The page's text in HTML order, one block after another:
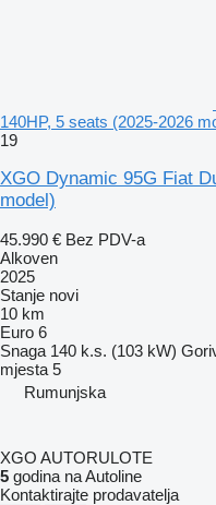
140HP, 5 seats (2025-2026
19
XGO Dynamic 95G Fiat
model)
45.990 € Bez PDV-a
Alkoven
2025
Stanje novi
10 km
Euro 6
Snaga 140 k.s. (103 kW)
mjesta 5
Rumunjska
XGO AUTORULOTE
5 godina na Autoline
Kontaktirajte prodavatelja